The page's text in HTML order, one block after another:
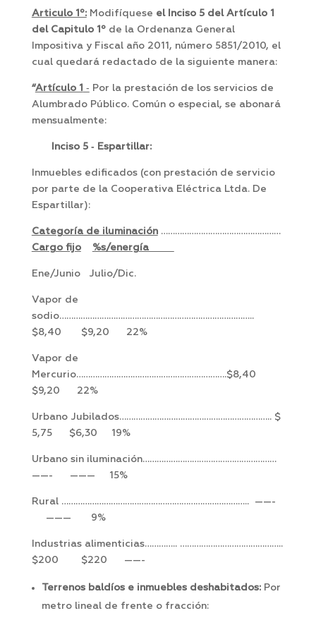
Articulo 1º:Modifíquese el Inciso 5 del Artículo 1
del Capitulo 1ºde la Ordenanza General
Impositiva y Fiscal año 2011, número 5851/2010, el
cual quedará redactado de la siguiente manera:
“Artículo 1 ‑ Por la prestación de los servicios de
Alumbrado Público. Común o especial, se abonará
mensualmente:
Inciso 5 ‑ Espartillar:
Inmuebles edificados (con prestación de servicio
por parte de la Cooperativa Eléctrica Ltda. De
Espartillar):
Categoría de iluminación……………………………………………
Cargo fijo
%s/energía
Ene/Junio Julio/Dic.
Vapor de
sodio………………………………………………………………………..
$8,40 $9,20 22%
Vapor de
Mercurio……………………………………………………….$8,40
$9,20 22%
Urbano Jubilados……………………………………………………….. $
5,75 $6,30 19%
Urbano sin iluminación…………………………………………………
——- ——— 15%
Rural …………………………………………………………………….. ——-
——— 9%
Industrias alimenticias………….. ……………………………………..
$200 $220 ——-
Terrenos baldíos e inmuebles deshabitados: Por
metro lineal de frente o fracción: